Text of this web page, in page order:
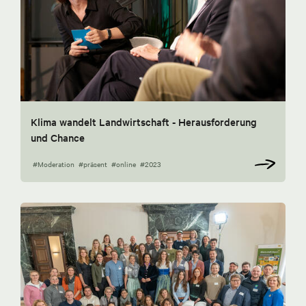
Klima wandelt Landwirtschaft - Herausforderung
und Chance
#Moderation #präsent #online #2023